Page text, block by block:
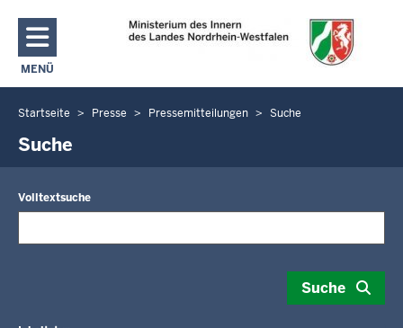
Direkt zum Inhalt
MENÜ
NAVIGATION AKTIVIEREN/DEAKTIVIEREN: MAIN MENU
Sie
befinden
Startseite Presse Pressemitteilungen Suche
Suche
Volltextsuche
Suche